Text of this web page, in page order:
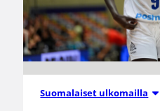
Suomalaiset ulkomailla